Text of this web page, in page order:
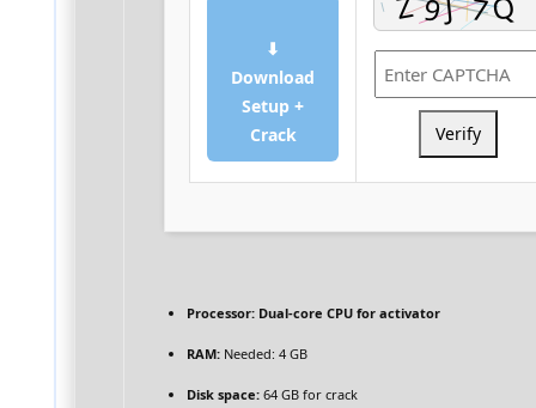
⬇
Download
Setup +
Crack
Verify
Processor: Dual-core CPU for activator
RAM: Needed: 4 GB
Disk space: 64 GB for crack